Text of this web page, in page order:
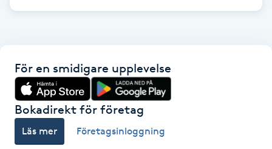
IR-massage
K
K18
Katun fransar
För en smidigare upplevelse
Bokadirekt för företag
Läs mer Företagsinloggning